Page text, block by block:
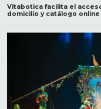
Vitabotica facilita el
domicilio y catálogo online